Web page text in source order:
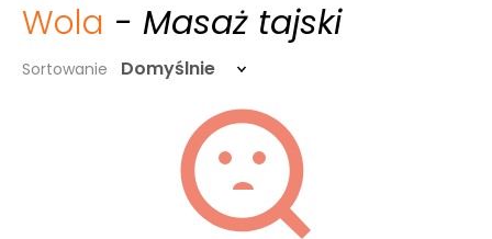
Wola - Masaż tajski
Sortowanie Domyślnie